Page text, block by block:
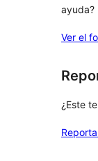
ayuda?
Ver el
¿Este